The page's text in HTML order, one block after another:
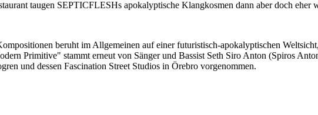
taugen SEPTICFLESHs apokalyptische Klangkosmen dann aber doch eher
beruht im Allgemeinen auf einer futuristisch-apokalyptischen
Primitive" stammt erneut von Sänger und Bassist Seth Siro Anton (Spiros
und dessen Fascination Street Studios in Örebro vorgenommen.